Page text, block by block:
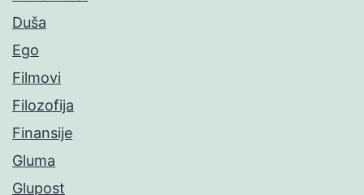
Duša
Ego
Filmovi
Filozofija
Finansije
Gluma
Glupost